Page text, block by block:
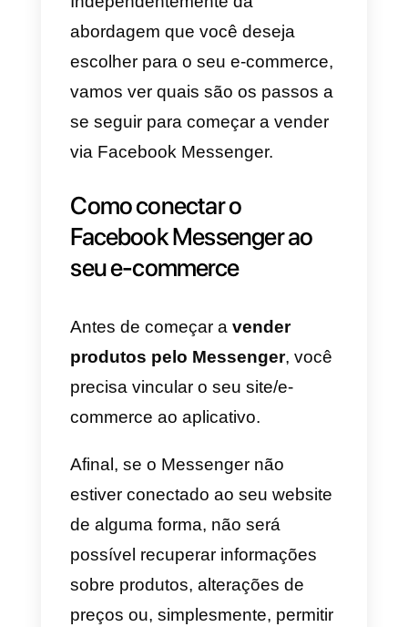
presentes no Facebook
Messenger. No entanto, nem
todas usam a mesma
quando se trata do
maioria dos casos, na verdade, o
aplicativo de mensagens é
ferramenta “passiva” para lidar
com as solicitações dos clientes.
Por outro lado, apenas algumas
empresas usam essa ferramenta
paragerar novos chatscom
clientes em potencial,
anúncios pagos, orientando o
cliente em todo o funil de vendas,